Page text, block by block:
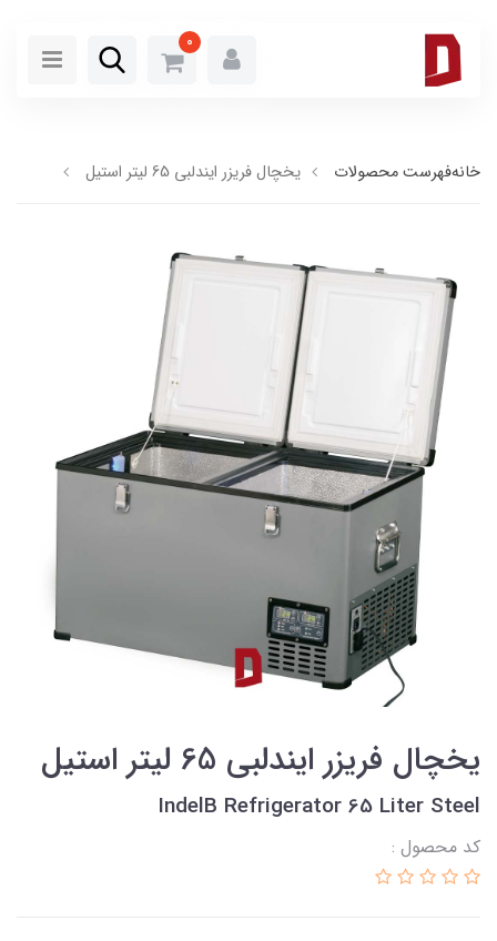
0
خانهفهرست محصولات یخچال فریزر ایندلبی 65 لیتر استیل
یخچال فریزر ایندلبی 65 لیتر استیل
IndelB Refrigerator 65 Liter Steel
کد محصول :